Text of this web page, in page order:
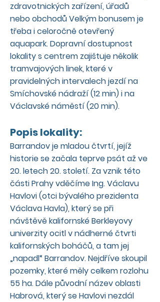
zdravotnických zařízení, úřadů
nebo obchodů Velkým bonusem je
třeba i celoročně otevřený
aquapark. Dopravní dostupnost
lokality s centrem zajištuje několik
tramvajových linek, které v
pravidelných intervalech jezdí na
Smíchovské nádraží (12 min) i na
Václavské náměstí (20 min).
Popis lokality:
Barrandov je mladou čtvrtí, jejíž
historie se začala teprve psát až ve
20. letech 20. století. Za vznik této
části Prahy vděčíme Ing. Václavu
Havlovi (otci bývalého prezidenta
Václava Havla), který se při
návštěvě kalifornské Berkleyovy
univerzity ocitl v nádherné čtvrti
kalifornských boháčů, a tam jej
„napadl“ Barrandov. Nejdříve skoupil
pozemky, které měly celkem rozlohu
55 ha. Dále původní název oblasti
Habrová, který se Havlovi nezdál